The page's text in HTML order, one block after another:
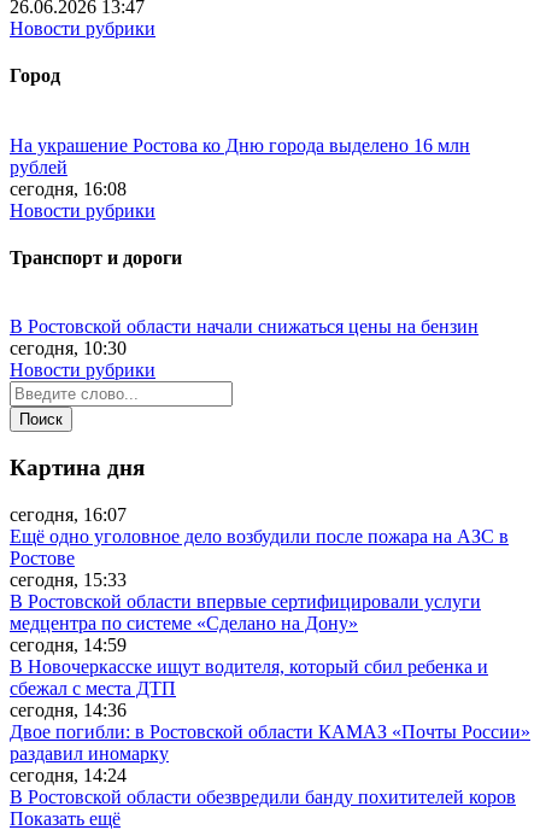
26.06.2026 13:47
Новости рубрики
Город
На украшение Ростова ко Дню города выделено 16 млн
рублей
сегодня, 16:08
Новости рубрики
Транспорт и дороги
В Ростовской области начали снижаться цены на бензин
сегодня, 10:30
Новости рубрики
Картина дня
сегодня, 16:07
Ещё одно уголовное дело возбудили после пожара на АЗС в
Ростове
сегодня, 15:33
В Ростовской области впервые сертифицировали услуги
медцентра по системе «Сделано на Дону»
сегодня, 14:59
В Новочеркасске ищут водителя, который сбил ребенка и
сбежал с места ДТП
сегодня, 14:36
Двое погибли: в Ростовской области КАМАЗ «Почты России»
раздавил иномарку
сегодня, 14:24
В Ростовской области обезвредили банду похитителей коров
Показать ещё